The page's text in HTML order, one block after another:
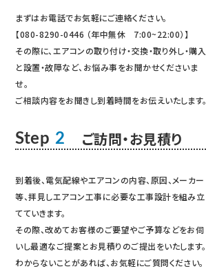
まずはお電話でお気軽にご連絡ください。
【080-8290-0446 （年中無休 7:00~22:00）】
その際に、エアコンの取り付け・交換・取り外し・購入
と設置・故障など、お悩み事をお聞かせくださいま
せ。
ご相談内容をお聞きし到着時間をお伝えいたします。
Step 2 ご訪問・お見積り
到着後、電気配線やエアコンの内容、原因、メーカー
等、拝見しエアコン工事に必要な工事設計を組み立
てていきます。
その際、改めてお客様のご要望やご予算などをお伺
いし最適なご提案とお見積りのご提出をいたします。
わからないことがあれば、お気軽にご質問ください。